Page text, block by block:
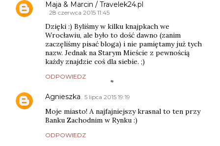
Maja & Marcin / Travelek24.pl
28 czerwca 2015 11:45
Dzięki :) Byliśmy w kilku knajpkach we
Wrocławiu, ale było to dość dawno (zanim
zaczęliśmy pisać bloga) i nie pamiętamy już tych
nazw. Jednak na Starym Mieście z pewnością
każdy znajdzie coś dla siebie. ;)
ODPOWIEDZ
Agnieszka 5 lipca 2015 19:19
Moje miasto! A najfajniejszy krasnal to ten przy
Banku Zachodnim w Rynku :)
ODPOWIEDZ